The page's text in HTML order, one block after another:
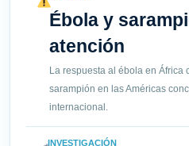
Ébola y
atención
La respuesta al ébola en África
sarampión en las Américas
internacional.
INVESTIGACIÓN